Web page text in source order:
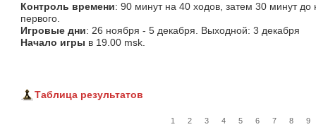
Контроль времени: 90 минут на 40 ходов, затем 30 минут
первого.
Игровые дни: 26 ноября - 5 декабря. Выходной: 3 декабря
Начало игры в 19.00 msk.
Таблица результатов
1 2 3 4 5 6 7 8
9